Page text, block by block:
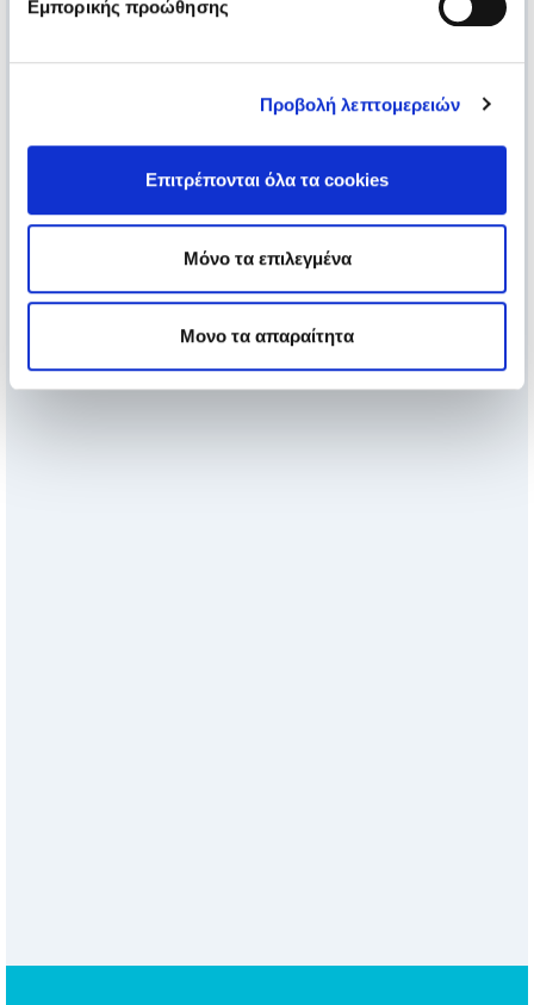
Εμπορικής προώθησης
Προβολή λεπτομερειών
Επιτρέπονται όλα τα cookies
Μόνο τα επιλεγμένα
Μονο τα απαραίτητα